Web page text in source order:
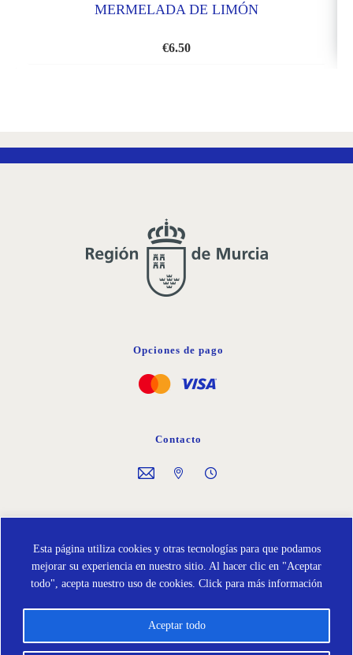
Esta página utiliza cookies y otras tecnologías para que podamos
mejorar su experiencia en nuestro sitio. Al hacer clic en "Aceptar
todo", acepta nuestro uso de cookies. Click para más información
Aceptar todo
MERMELADA DE LIMÓN
€6.50
Opciones de pago
Contacto
Protección de Datos